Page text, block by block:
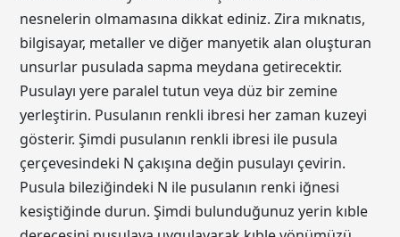
nesnelerin olmamasına dikkat ediniz. Zira mıknatıs,
bilgisayar, metaller ve diğer manyetik alan oluşturan
unsurlar pusulada sapma meydana getirecektir.
Pusulayı yere paralel tutun veya düz bir zemine
yerleştirin. Pusulanın renkli ibresi her zaman kuzeyi
gösterir. Şimdi pusulanın renkli ibresi ile pusula
çerçevesindeki N çakışına değin pusulayı çevirin.
Pusula bileziğindeki N ile pusulanın renki iğnesi
kesiştiğinde durun. Şimdi bulunduğunuz yerin kıble